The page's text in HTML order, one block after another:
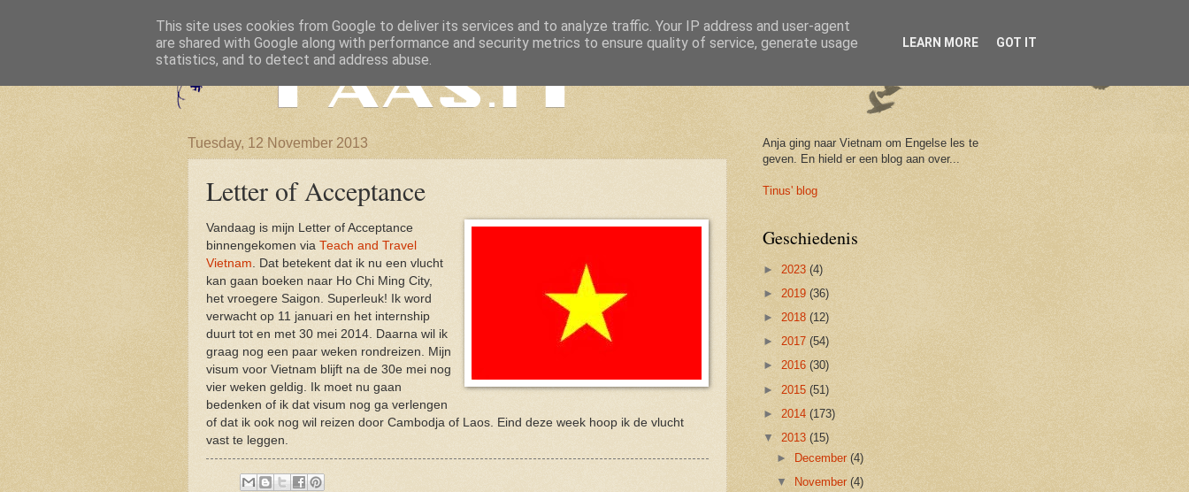
Tuesday, 12 November 2013
Letter of Acceptance
Vandaag is mijn Letter of Acceptance
binnengekomen via Teach and Travel
Vietnam . Dat betekent dat ik nu een vlucht
kan gaan boeken naar Ho Chi Ming City,
het vroegere Saigon. Superleuk! Ik word
verwacht op 11 januari en het internship
duurt tot en met 30 mei 2014. Daarna wil ik
graag nog een paar weken rondreizen. Mijn
visum voor Vietnam blijft na de 30e mei nog
vier weken geldig. Ik moet nu gaan
bedenken of ik dat visum nog ga verlengen
of dat ik ook nog wil reizen door Cambodja of Laos. Eind deze week hoop ik de vlucht
vast te leggen.
Anja ging naar Vietnam om Engelse les te
geven. En hield er een blog aan over...
Tinus' blog
Geschiedenis
► 2023 (4)
► 2019 (36)
► 2018 (12)
► 2017 (54)
► 2016 (30)
► 2015 (51)
► 2014 (173)
▼ 2013 (15)
►
December(4)
▼
November(4)
This site uses cookies from Google to deliver its services and to analyze traffic. Your IP address and user-agent
are shared with Google along with performance and security metrics to ensure quality of service, generate usage
statistics, and to detect and address abuse.
LEARN MORE GOT IT